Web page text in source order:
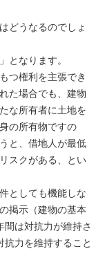
どうなるのでしょ
となります。
つ権利を主張でき
た場合でも、建物
な所有者に土地を
の所有物ですの
と、借地人が最低
スクがある、とい
としても機能しな
掲示（建物の基本
は対抗力が維持さ
力を維持すること